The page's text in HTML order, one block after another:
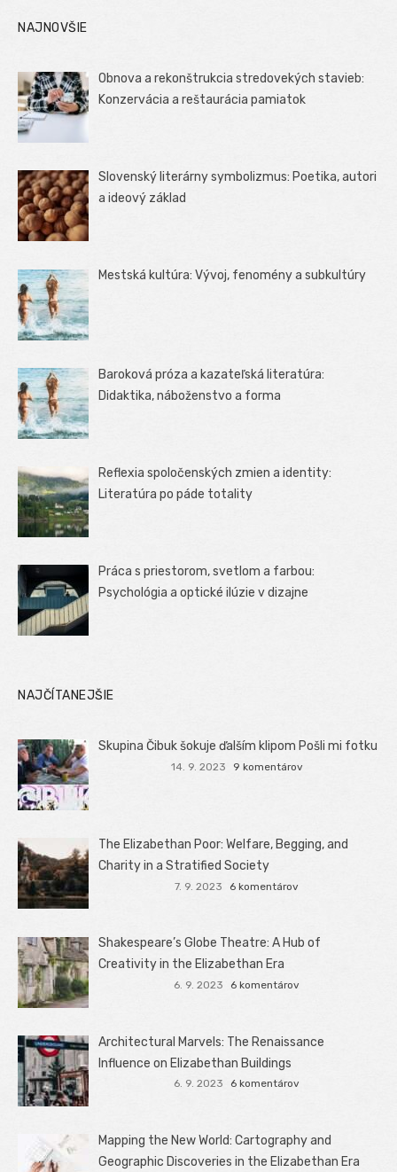
NAJNOVŠIE
Obnova a rekonštrukcia stredovekých stavieb:
Konzervácia a reštaurácia pamiatok
Slovenský literárny symbolizmus: Poetika, autori
a ideový základ
Mestská kultúra: Vývoj, fenomény a subkultúry
Baroková próza a kazateľská literatúra:
Didaktika, náboženstvo a forma
Reflexia spoločenských zmien a identity:
Literatúra po páde totality
Práca s priestorom, svetlom a farbou:
Psychológia a optické ilúzie v dizajne
NAJČÍTANEJŠIE
Skupina Čibuk šokuje ďalším klipom Pošli mi fotku
14. 9. 2023 9 komentárov
The Elizabethan Poor: Welfare, Begging, and
Charity in a Stratified Society
7. 9. 2023 6 komentárov
Shakespeare’s Globe Theatre: A Hub of
Creativity in the Elizabethan Era
6. 9. 2023 6 komentárov
Architectural Marvels: The Renaissance
Influence on Elizabethan Buildings
6. 9. 2023 6 komentárov
Mapping the New World: Cartography and
Geographic Discoveries in the Elizabethan Era